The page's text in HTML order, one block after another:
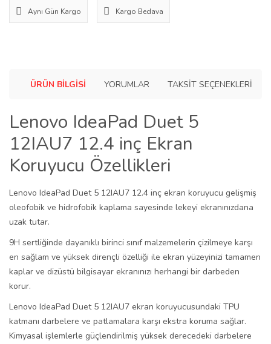
Aynı Gün Kargo Kargo Bedava
ÜRÜN BILGISI YORUMLAR TAKSIT SEÇENEKLERI
Lenovo IdeaPad Duet 5
12IAU7 12.4 inç Ekran
Koruyucu Özellikleri
Lenovo IdeaPad Duet 5 12IAU7 12.4 inç ekran koruyucu gelişmiş
oleofobik ve hidrofobik kaplama sayesinde lekeyi ekranınızdana
uzak tutar.
9H sertliğinde dayanıklı birinci sınıf malzemelerin çizilmeye karşı
en sağlam ve yüksek dirençli özelliği ile ekran yüzeyinizi tamamen
kaplar ve dizüstü bilgisayar ekranınızı herhangi bir darbeden
korur.
Lenovo IdeaPad Duet 5 12IAU7 ekran koruyucusundaki TPU
katmanı darbelere ve patlamalara karşı ekstra koruma sağlar.
Kimyasal işlemlerle güçlendirilmiş yüksek derecedeki darbelere